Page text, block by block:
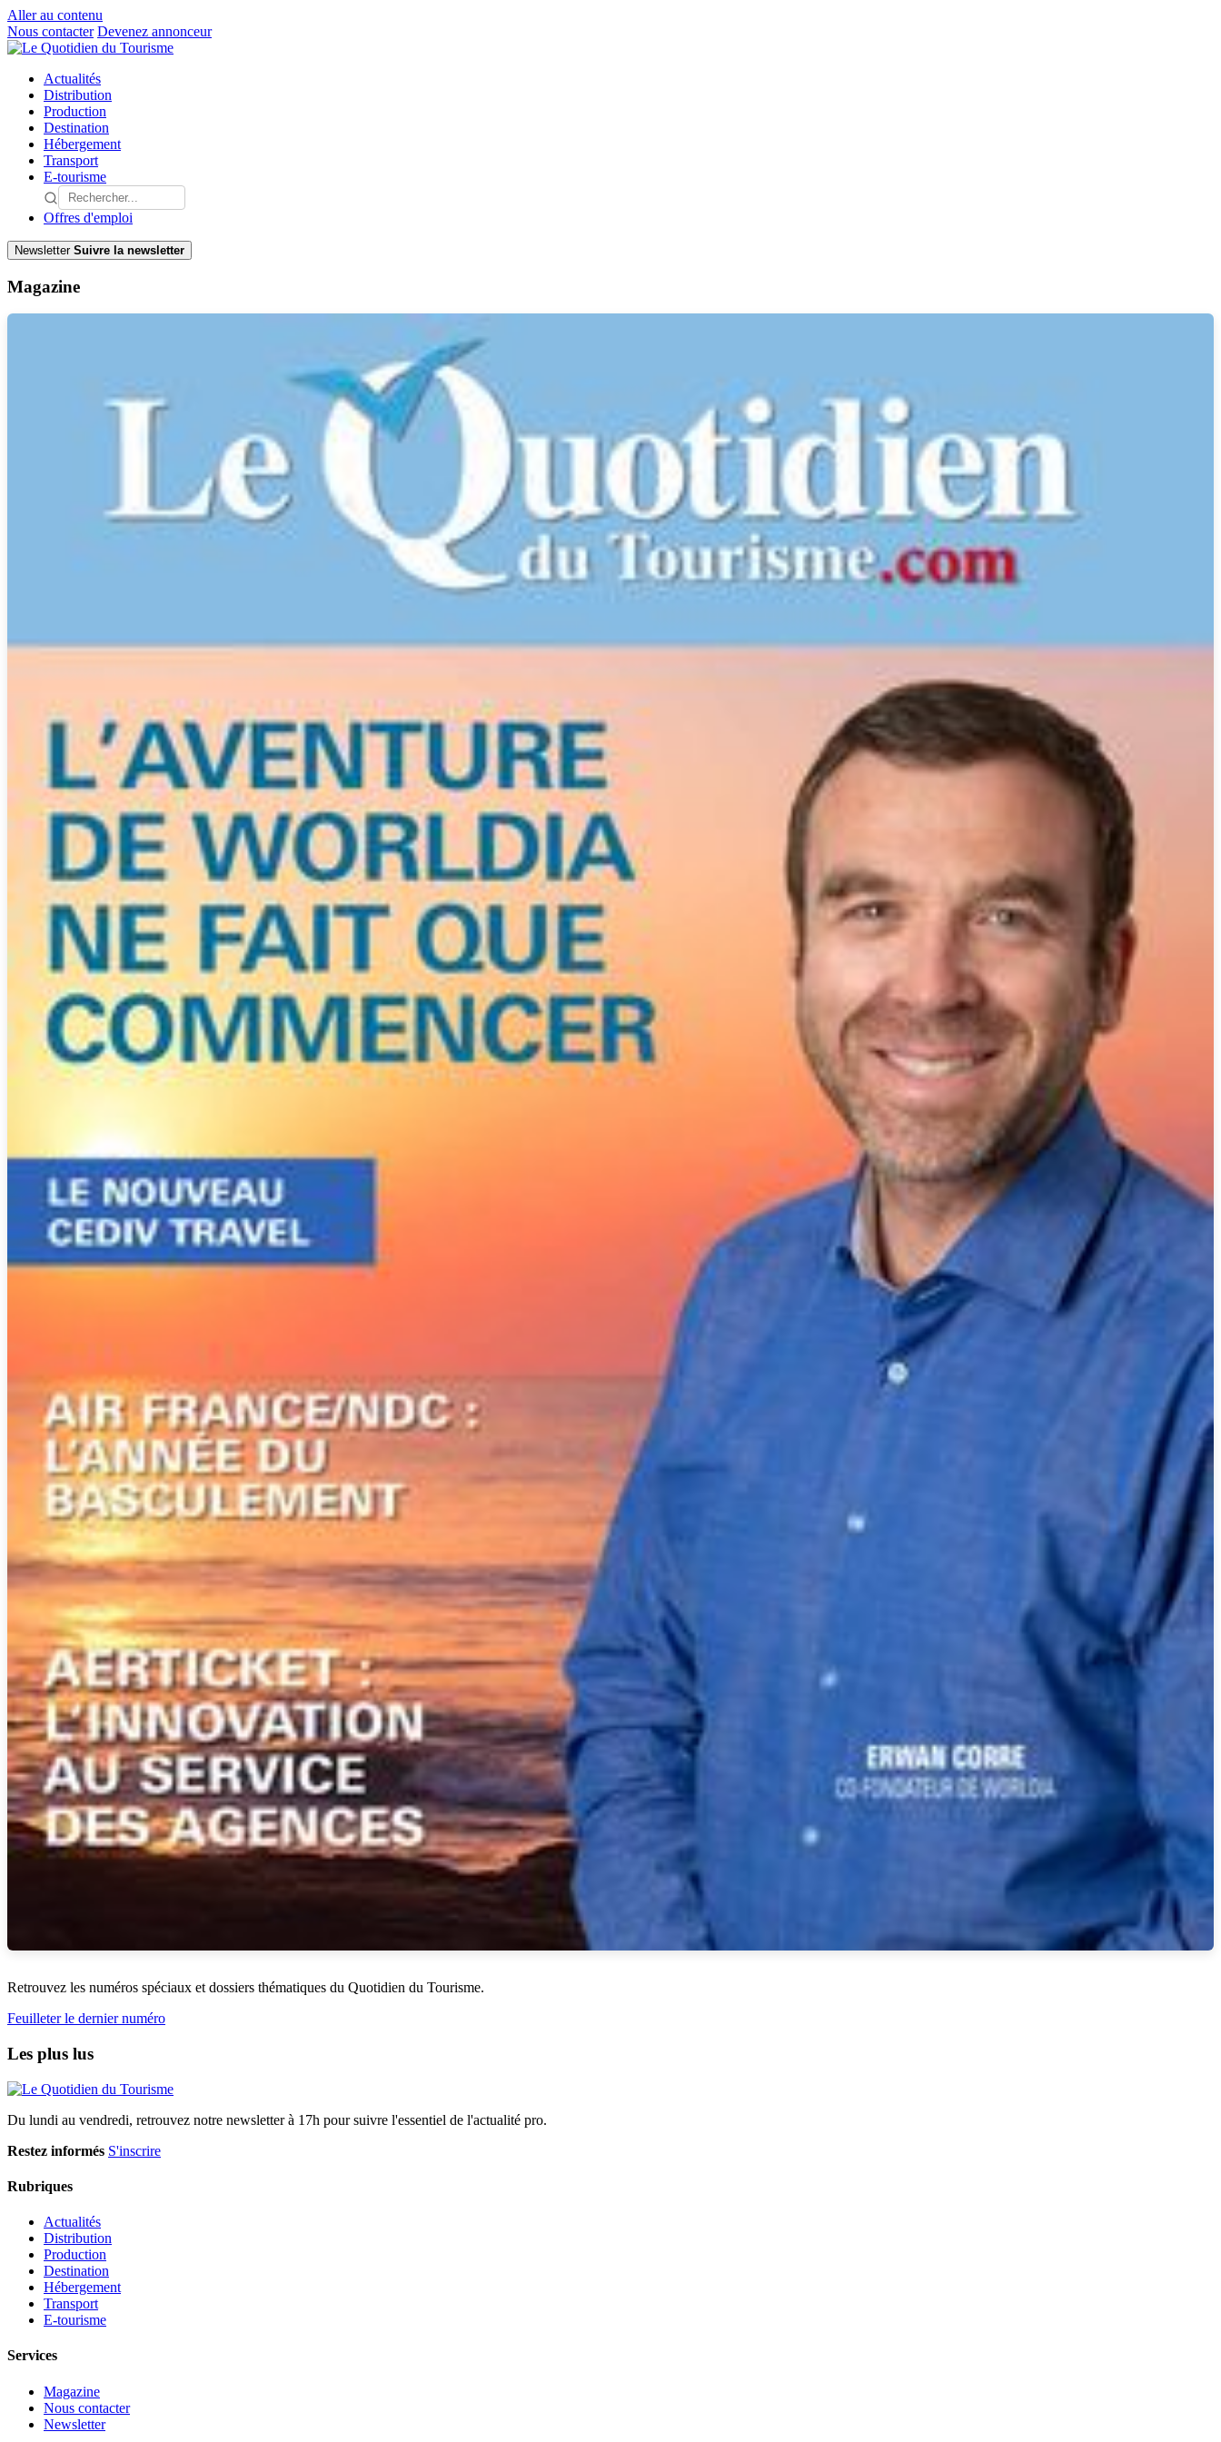
Aller au contenu
Nous contacter Devenez annonceur
Actualités
Distribution
Production
Destination
Hébergement
Transport
E-tourisme
Offres d'emploi
Newsletter Suivre la newsletter
Magazine
Retrouvez les numéros spéciaux et dossiers thématiques du Quotidien du Tourisme.
Feuilleter le dernier numéro
Les plus lus
Du lundi au vendredi, retrouvez notre newsletter à 17h pour suivre l'essentiel de l'actualité pro.
Restez informés S'inscrire
Rubriques
Actualités
Distribution
Production
Destination
Hébergement
Transport
E-tourisme
Services
Magazine
Nous contacter
Newsletter